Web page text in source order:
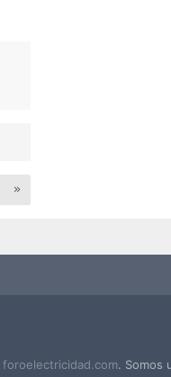
foroelectricidad.com. Somos